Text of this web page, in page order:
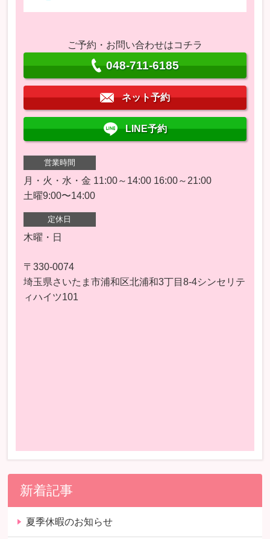
ご予約・お問い合わせはコチラ
048-711-6185
ネット予約
LINE予約
営業時間
月・火・水・金 11:00～14:00 16:00～21:00
土曜9:00〜14:00
定休日
木曜・日
〒330-0074
埼玉県さいたま市浦和区北浦和3丁目8-4シンセリテ
ィハイツ101
新着記事
夏季休暇のお知らせ